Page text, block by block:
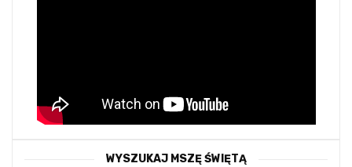
WYSZUKAJ MSZĘ ŚWIĘTĄ